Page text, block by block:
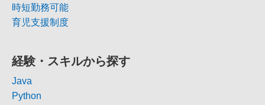
時短勤務可能
育児支援制度
経験・スキルから探す
Java
Python